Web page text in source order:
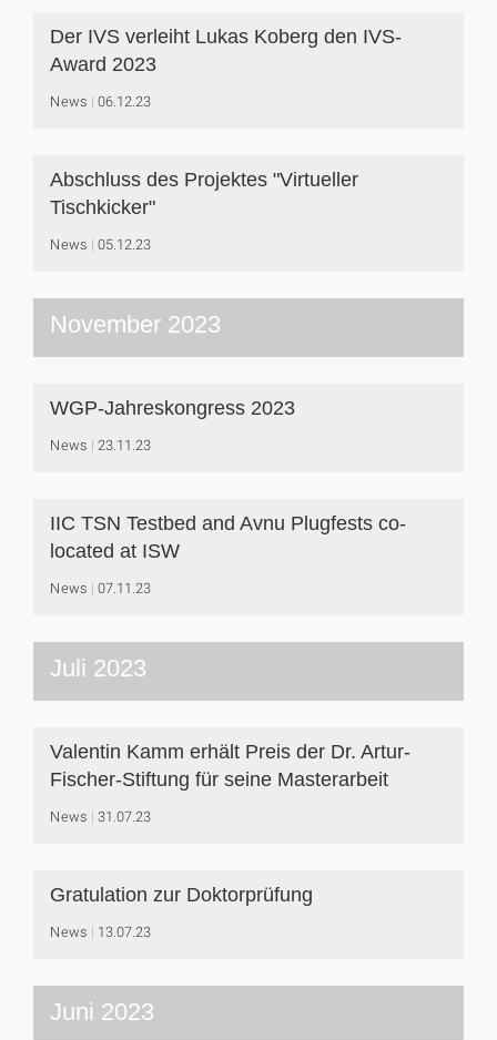
Der IVS verleiht Lukas Koberg den IVS-
Award 2023
News 06.12.23
Abschluss des Projektes "Virtueller
Tischkicker"
News 05.12.23
November 2023
WGP-Jahreskongress 2023
News 23.11.23
IIC TSN Testbed and Avnu Plugfests co-
located at ISW
News 07.11.23
Juli 2023
Valentin Kamm erhält Preis der Dr. Artur-
Fischer-Stiftung für seine Masterarbeit
News 31.07.23
Gratulation zur Doktorprüfung
News 13.07.23
Juni 2023